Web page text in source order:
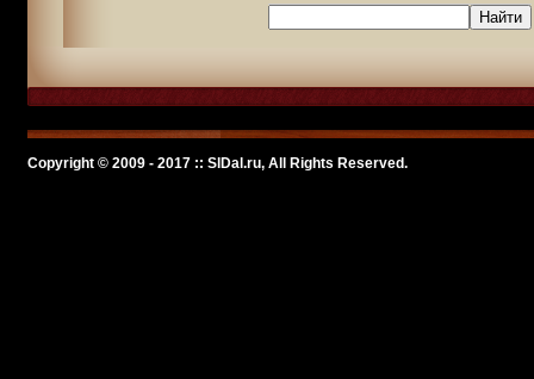
Copyright © 2009 - 2017 :: SlDal.ru, All Rights Reserved.